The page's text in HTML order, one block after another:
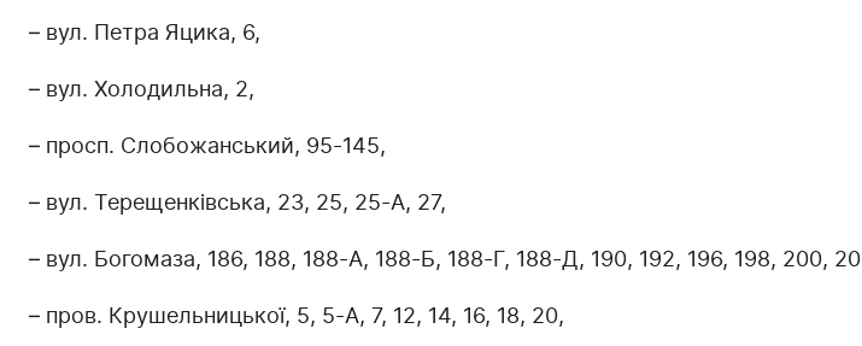
– вул. Петра Яцика, 6,
– вул. Холодильна, 2,
– просп. Слобожанський, 95-145,
– вул. Терещенківська, 23, 25, 25-А, 27,
– вул. Богомаза, 186, 188, 188-А, 188-Б, 188-Г, 188-Д, 190, 192, 196, 198, 200,
– пров. Крушельницької, 5, 5-А, 7, 12, 14, 16, 18, 20,